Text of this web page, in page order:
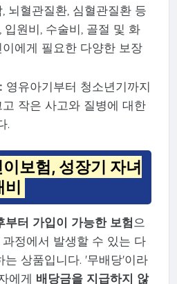
, 뇌혈관질환, 심혈관질환 등
입원비, 수술비, 골절 및 화
에게 필요한 다양한 보장
영유아기부터 청소년기까지
작은 사고와 질병에 대한
.
보험, 성장기 자녀
비
부터 가입이 가능한 보험으
정에서 발생할 수 있는 다
는 상품입니다. '무배당'이라
에게 배당금을 지급하지 않